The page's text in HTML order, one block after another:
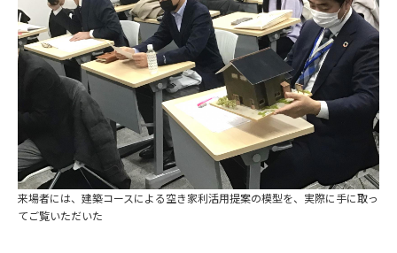
来場者には、建築コースによる空き家利活用提案の模型を、実際に手に取っ
てご覧いただいた